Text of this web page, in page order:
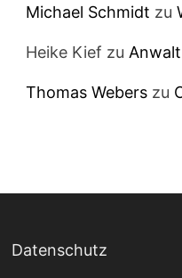
Michael Schmidt zu
Heike Kief zu
Thomas Webers zu
Datenschutz